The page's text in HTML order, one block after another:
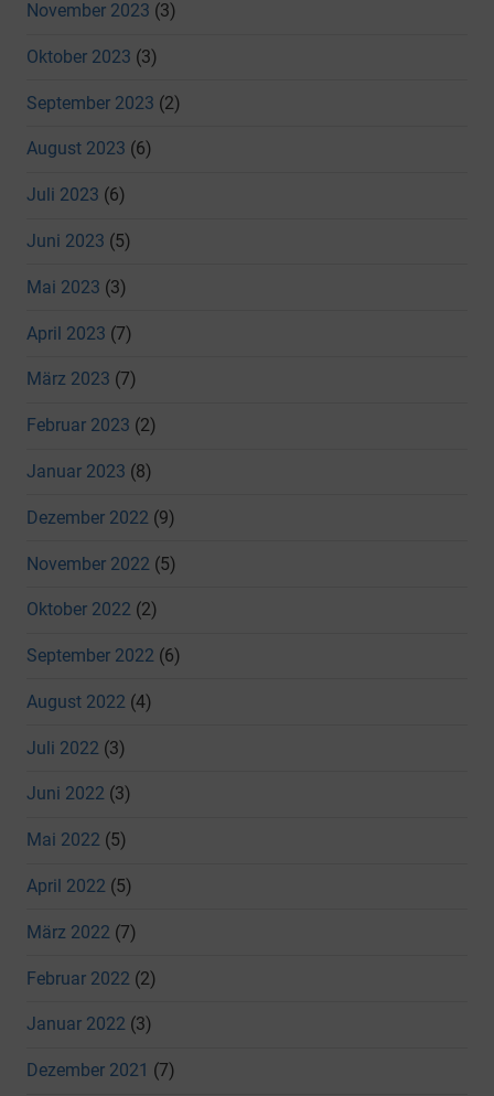
November 2023 (3)
Oktober 2023 (3)
September 2023 (2)
August 2023 (6)
Juli 2023 (6)
Juni 2023 (5)
Mai 2023 (3)
April 2023 (7)
März 2023 (7)
Februar 2023 (2)
Januar 2023 (8)
Dezember 2022 (9)
November 2022 (5)
Oktober 2022 (2)
September 2022 (6)
August 2022 (4)
Juli 2022 (3)
Juni 2022 (3)
Mai 2022 (5)
April 2022 (5)
März 2022 (7)
Februar 2022 (2)
Januar 2022 (3)
Dezember 2021 (7)